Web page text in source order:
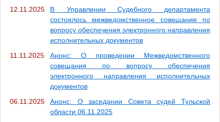
12.11.2025
В Управлении Судебного департамента
состоялось межведомственное совещание по
вопросу обеспечения электронного направления
исполнительных документов
11.11.2025
Анонс: О проведении Межведомственного
совещания по вопросу обеспечения
электронного направления исполнительных
документов
06.11.2025
Анонс: О заседании Совета судей Тульской
области 06.11.2025